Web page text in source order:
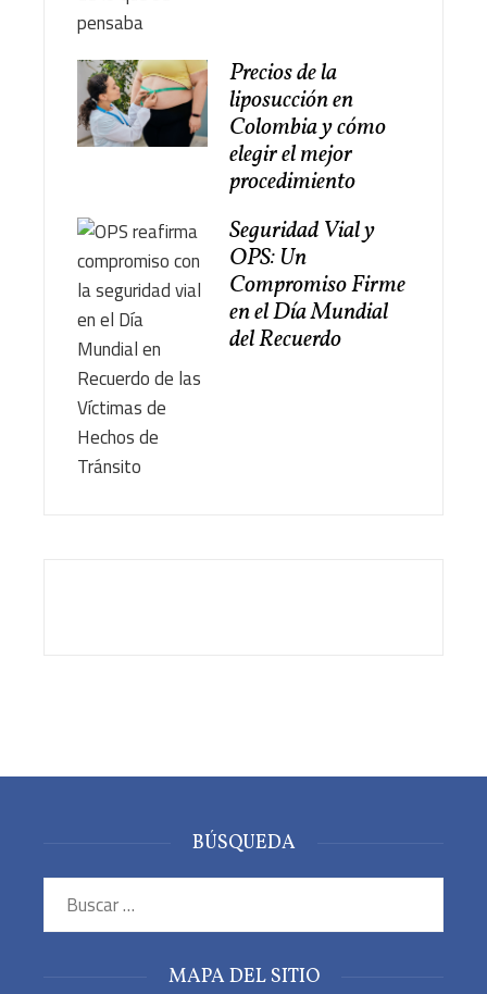
Precios de la
liposucción en
Colombia y cómo
elegir el mejor
procedimiento
Seguridad Vial y
OPS: Un
Compromiso Firme
en el Día Mundial
del Recuerdo
BÚSQUEDA
MAPA DEL SITIO